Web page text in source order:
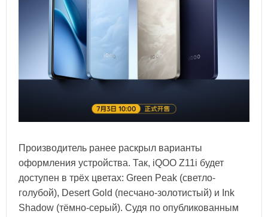
Производитель ранее раскрыл варианты
оформления устройства. Так, iQOO Z11i будет
доступен в трёх цветах: Green Peak (светло-
голубой), Desert Gold (песчано-золотистый) и Ink
Shadow (тёмно-серый). Судя по опубликованным